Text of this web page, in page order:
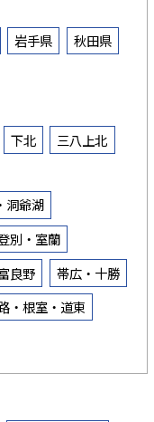
岩手県
秋田県
下北
三八上北
洞爺湖
別・室蘭
良野
帯広・十勝
・根室・道東